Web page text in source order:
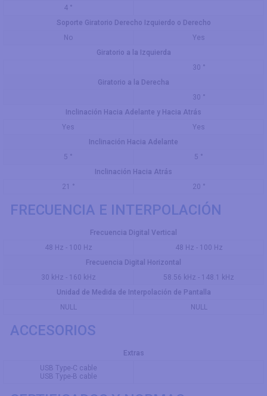
4 °
Soporte Giratorio Derecho Izquierdo o Derecho
No
Yes
Giratorio a la Izquierda
30 °
Giratorio a la Derecha
30 °
Inclinación Hacia Adelante y Hacia Atrás
Yes
Yes
Inclinación Hacia Adelante
5 °
5 °
Inclinación Hacia Atrás
21 °
20 °
FRECUENCIA E INTERPOLACIÓN
Frecuencia Digital Vertical
48 Hz - 100 Hz
48 Hz - 100 Hz
Frecuencia Digital Horizontal
30 kHz - 160 kHz
58.56 kHz - 148.1 kHz
Unidad de Medida de Interpolación de Pantalla
NULL
NULL
ACCESORIOS
Extras
USB Type-C cable
USB Type-B cable